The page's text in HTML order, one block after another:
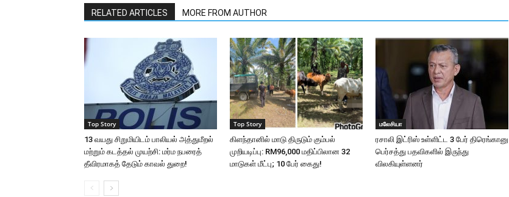
RELATED ARTICLES MORE FROM AUTHOR
Top Story
13 வயது சிறுமியிடம் பாலியல் அத்துமீறல்
மற்றும் கடத்தல் முயற்சி: மர்ம நபரைத்
தீவிரமாகத் தேடும் காவல் துறை!
Top Story
கிளந்தானில் மாடு திருடும் கும்பல்
முறியடிப்பு: RM96,000 மதிப்பிலான 32
மாடுகள் மீட்பு; 10 பேர் கைது!
மலேசியா
ரசாலி இட்ரிஸ் உள்ளிட்ட 3 பேர் திரெங்கானு
பெர்சத்து பதவிகளில் இருந்து
விலகியுள்ளனர்